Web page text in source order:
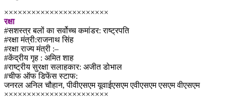
×××××××××××××××××××××××
रक्षा
#सशस्त्र बलों का सर्वोच्च कमांडर: राष्ट्रपति
#रक्षा मंत्री:राजनाथ सिंह
#रक्षा राज्य मंत्री :–
#केंद्रीय गृह : अमित शाह
#राष्ट्रीय सुरक्षा सलाहकार: अजीत डोभाल
#चीफ ऑफ डिफेंस स्टाफ:
जनरल अनिल चौहान, पीवीएसएम यूवाईएसएम एवीएसएम एसएम वीएसएम
×××××××××××××××××××××××